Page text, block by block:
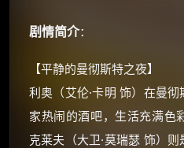
剧情简介：
【平静的曼彻斯特之夜】
利奥（艾伦·卡明 饰）在曼
家热闹的酒吧，生活充满色
克莱夫（大卫·莫瑞瑟 饰）